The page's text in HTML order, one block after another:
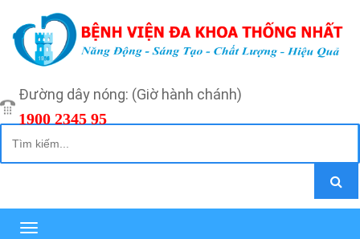
Đường dây nóng: (Giờ hành chánh)
1900 2345 95
Toggle